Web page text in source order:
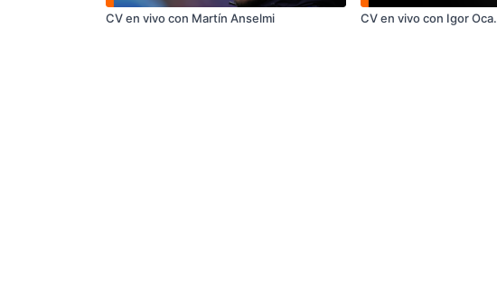
CV en vivo con Martín Anselmi CV en vivo con Igor Oca.